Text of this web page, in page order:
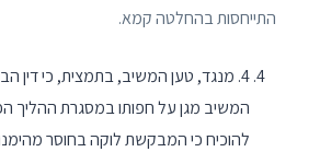
התייחסות בהחלטה קמא.
4. מנגד, טען המשיב, בתמצית, כי דין
המשיב מגן על חפותו במסגרת ההליך
להוכיח כי המבקשת לוקה בחוסר